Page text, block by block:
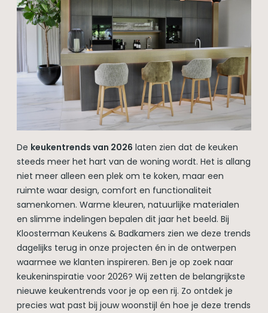
De keukentrends van 2026 laten zien dat de keuken
steeds meer het hart van de woning wordt. Het is allang
niet meer alleen een plek om te koken, maar een
ruimte waar design, comfort en functionaliteit
samenkomen. Warme kleuren, natuurlijke materialen
en slimme indelingen bepalen dit jaar het beeld. Bij
Kloosterman Keukens & Badkamers zien we deze trends
dagelijks terug in onze projecten én in de ontwerpen
waarmee we klanten inspireren. Ben je op zoek naar
keukeninspiratie voor 2026? Wij zetten de belangrijkste
nieuwe keukentrends voor je op een rij. Zo ontdek je
precies wat past bij jouw woonstijl én hoe je deze trends